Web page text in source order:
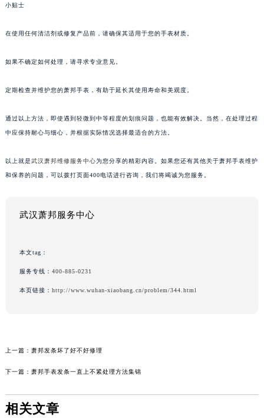
小贴士
在使用任何清洁剂或修复产品前，请确保其适用于您的手表材质。
如果不确定如何处理，请寻求专业意见。
定期检查并维护您的萧邦手表，有助于延长其使用寿命和美观度。
通过以上方法，即使遇到轻微到中等程度的划痕问题，也能有效解决。当然，在处理过程
中应保持耐心与细心，并根据实际情况选择最适合的方法。
以上就是武汉萧邦维修服务中心为您分享的精彩内容。如果您还有其他关于萧邦手表维护
和保养的问题，可以拨打页面400电话进行咨询，我们将竭诚为您服务。
武汉萧邦服务中心
本文tag：
服务专线： 400-885-0231
本页链接： http://www.wuhan-xiaobang.cn/problem/344.html
上一篇： 萧邦发条坏了好不好修理
下一篇： 萧邦手表发条一直上不紧处理方法集锦
相关文章